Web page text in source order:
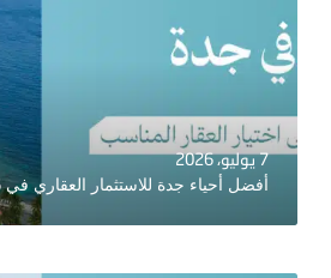
7 يوليو، 2026
أفضل أحياء جدة للاستثمار العقاري في 2026